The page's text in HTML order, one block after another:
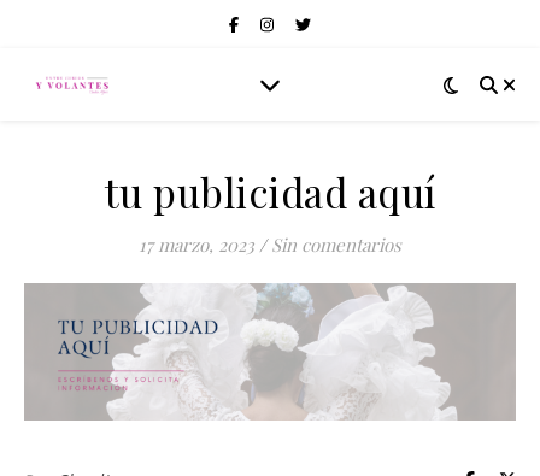
tu publicidad aquí
17 marzo, 2023 / Sin comentarios